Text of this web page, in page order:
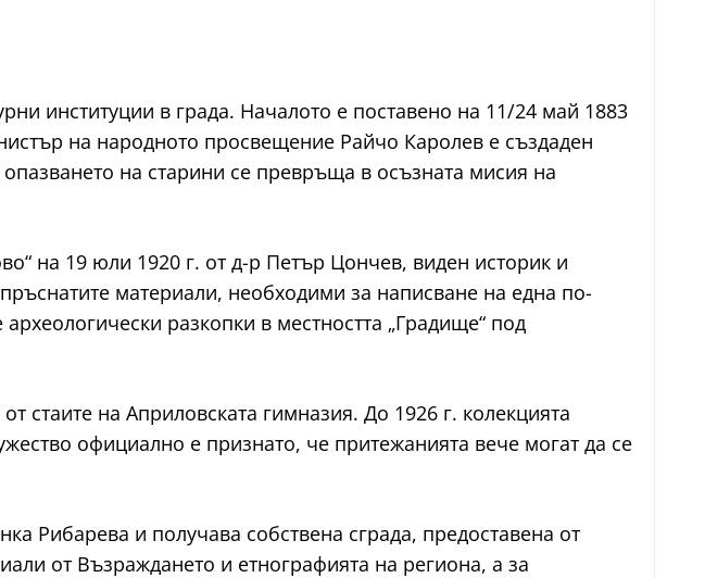
институции в града. Началото е поставено на 11/24 май 1883
на народното просвещение Райчо Каролев е създаден
на старини се превръща в осъзната мисия на
на 19 юли 1920 г. от д-р Петър Цончев, виден историк и
материали, необходими за написване на една по-
разкопки в местността „Градище“ под
стаите на Априловската гимназия. До 1926 г. колекцията
официално е признато, че притежанията вече могат да се
Рибарева и получава собствена сграда, предоставена от
от Възраждането и етнографията на региона, а за